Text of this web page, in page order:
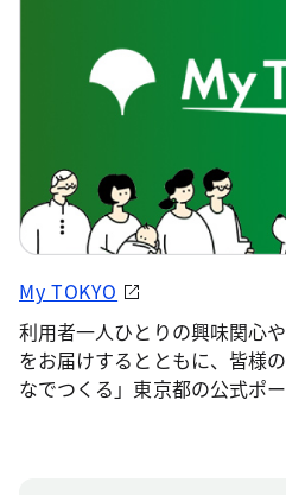
My TOKYO
利用者一人ひとりの興味関心
をお届けするとともに、皆様
なでつくる」東京都の公式ポー